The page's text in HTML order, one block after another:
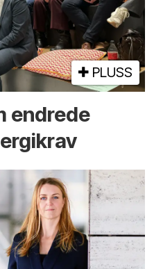
PLUSS
endrede